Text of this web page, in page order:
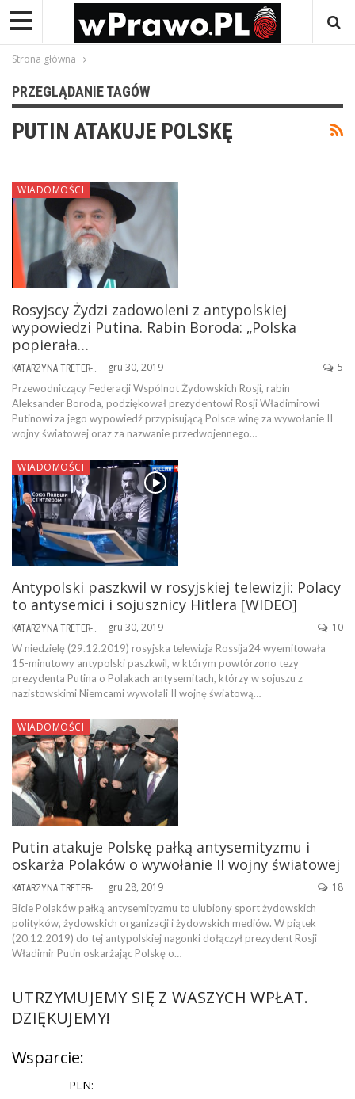
Strona główna
PRZEGLĄDANIE TAGÓW
PUTIN ATAKUJE POLSKĘ
WIADOMOŚCI
Rosyjscy Żydzi zadowoleni z antypolskiej
wypowiedzi Putina. Rabin Boroda: „Polska
popierała…
gru 30, 2019 5
Przewodniczący Federacji Wspólnot Żydowskich Rosji, rabin
Aleksander Boroda, podziękował prezydentowi Rosji Władimirowi
Putinowi za jego wypowiedź przypisującą Polsce winę za wywołanie II
wojny światowej oraz za nazwanie przedwojennego…
WIADOMOŚCI
Antypolski paszkwil w rosyjskiej telewizji: Polacy
to antysemici i sojusznicy Hitlera [WIDEO]
KATARZYNA TRETER-SIERPIŃSKA gru 30, 2019 10
W niedzielę (29.12.2019) rosyjska telewizja Rossija24 wyemitowała
15-minutowy antypolski paszkwil, w którym powtórzono tezy
prezydenta Putina o Polakach antysemitach, którzy w sojuszu z
nazistowskimi Niemcami wywołali II wojnę światową…
WIADOMOŚCI
Putin atakuje Polskę pałką antysemityzmu i
oskarża Polaków o wywołanie II wojny światowej
KATARZYNA TRETER-SIERPIŃSKA gru 28, 2019 18
Bicie Polaków pałką antysemityzmu to ulubiony sport żydowskich
polityków, żydowskich organizacji i żydowskich mediów. W piątek
(20.12.2019) do tej antypolskiej nagonki dołączył prezydent Rosji
Władimir Putin oskarżając Polskę o…
UTRZYMUJEMY SIĘ Z WASZYCH WPŁAT.
DZIĘKUJEMY!
Wsparcie:
PLN: